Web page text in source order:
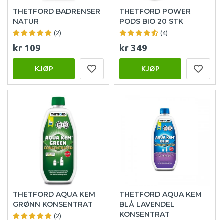
THETFORD BADRENSER
NATUR
(2)
kr 109
KJØP
THETFORD POWER
PODS BIO 20 STK
(4)
kr 349
KJØP
THETFORD AQUA KEM
GRØNN KONSENTRAT
(2)
THETFORD AQUA KEM
BLÅ LAVENDEL
KONSENTRAT